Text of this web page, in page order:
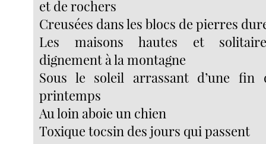
et de rochers
Creusées dans les blocs de pierres
Les maisons hautes et
dignement à la montagne
Sous le soleil arrassant d’une fin
printemps
Au loin aboie un chien
Toxique tocsin des jours qui passent